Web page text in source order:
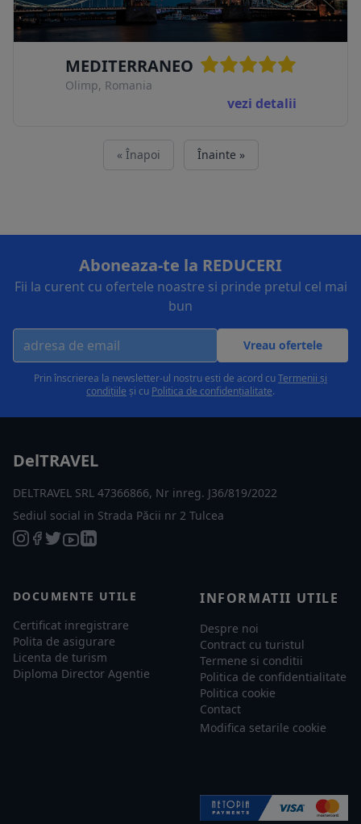
MEDITERRANEO
Olimp, Romania
vezi detalii
« Înapoi Înainte »
Aboneaza-te la REDUCERI
Fii la curent cu ofertele noastre si prinde pretul cel mai
bun
Vreau ofertele
Prin înscrierea la newsletter-ul nostru esti de acord cuTermenii și
condițiile și cu Politica de confidențialitate.
DelTRAVEL
DELTRAVEL SRL 47366866, Nr inreg. J36/819/2022
Sediul social in Strada Păcii nr 2 Tulcea
DOCUMENTE UTILE
Certificat inregistrare
Polita de asigurare
Licenta de turism
Diploma Director Agentie
INFORMATII UTILE
Despre noi
Contract cu turistul
Termene si conditii
Politica de confidentialitate
Politica cookie
Contact
Modifica setarile cookie